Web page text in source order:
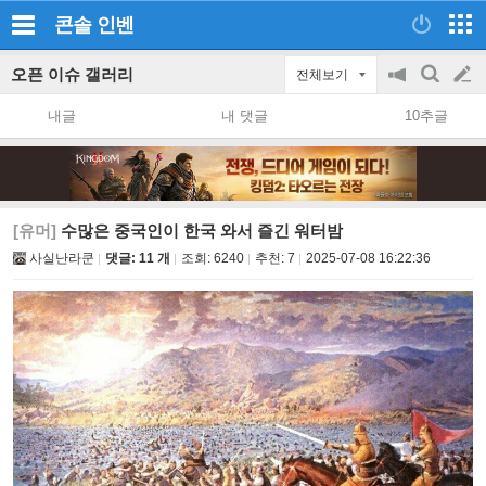
콘솔 인벤
오픈 이슈 갤러리 전체보기
공
지
on/off
검
색
글
쓰
내글 내 댓글 10추글
[유머] 수많은 중국인이 한국 와서 즐긴 워터밤
사실난라쿤 댓글: 11 개 조회: 6240 추천: 7 2025-07-08 16:22:36